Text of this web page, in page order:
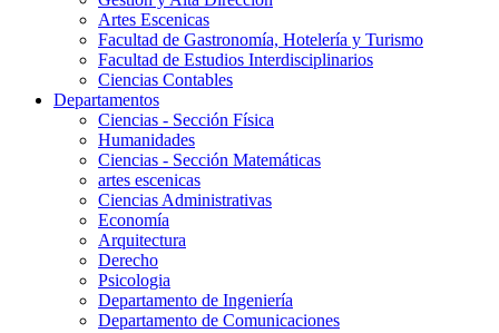
Artes Escenicas
Facultad de Gastronomía, Hotelería y Turismo
Facultad de Estudios Interdisciplinarios
Ciencias Contables
Departamentos
Ciencias - Sección Física
Humanidades
Ciencias - Sección Matemáticas
artes escenicas
Ciencias Administrativas
Economía
Arquitectura
Derecho
Psicologia
Departamento de Ingeniería
Departamento de Comunicaciones